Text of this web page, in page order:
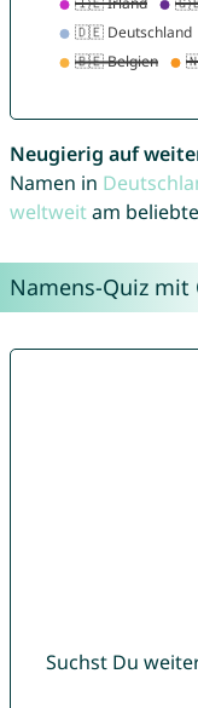
Neugierig auf
Namen in
weltweitam
Namens-Quiz mit
Suchst Du